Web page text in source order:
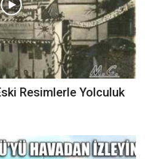
Resimlerle Yolculuk